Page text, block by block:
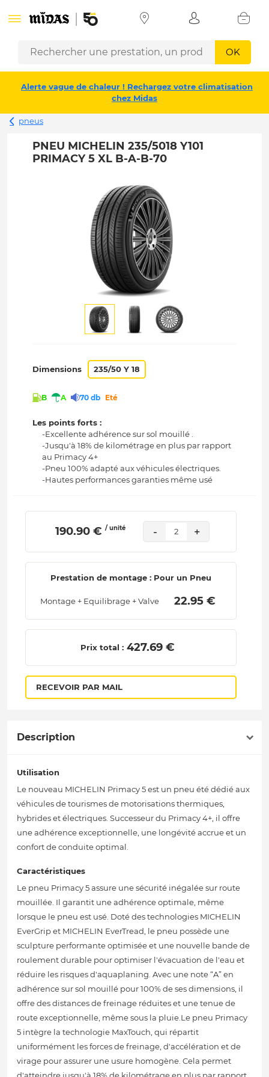
OK
Alerte vague de chaleur ! Rechargez votre climatisation
chez Midas
pneus
PNEU MICHELIN 235/5018 Y101
PRIMACY 5 XL B-A-B-70
Dimensions 235/50 Y 18
B A 70 db Eté
Les points forts :
-Excellente adhérence sur sol mouillé .
-Jusqu'à 18% de kilométrage en plus par rapport
au Primacy 4+
-Pneu 100% adapté aux véhicules électriques.
-Hautes performances garanties même usé
190.90 € / unité - 2 +
Prestation de montage : Pour un Pneu
Montage + Equilibrage + Valve 22.95 €
Prix total : 427.69 €
RECEVOIR PAR MAIL
Description
Utilisation
Le nouveau MICHELIN Primacy 5 est un pneu été dédié aux
véhicules de tourismes de motorisations thermiques,
hybrides et électriques. Successeur du Primacy 4+, il offre
une adhérence exceptionnelle, une longévité accrue et un
confort de conduite optimal.
Caractéristiques
Le pneu Primacy 5 assure une sécurité inégalée sur route
mouillée. Il garantit une adhérence optimale, même
lorsque le pneu est usé. Doté des technologies MICHELIN
EverGrip et MICHELIN EverTread, le pneu possède une
sculpture performante optimisée et une nouvelle bande de
roulement durable pour optimiser l'évacuation de l'eau et
réduire les risques d'aquaplaning. Avec une note “A” en
adhérence sur sol mouillé pour 100% de ses dimensions, il
offre des distances de freinage réduites et une tenue de
route exceptionnelle, même sous la pluie.Le pneu Primacy
5 intègre la technologie MaxTouch, qui répartit
uniformément les forces de freinage, d'accélération et de
virage pour assurer une usure homogène. Cela permet